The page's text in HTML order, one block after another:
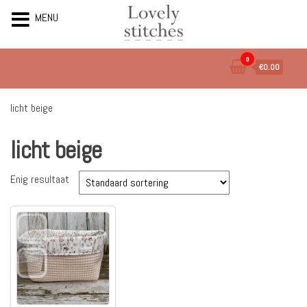
de
inhoud
0
€0.00
licht beige
licht beige
Enig resultaat
MENU